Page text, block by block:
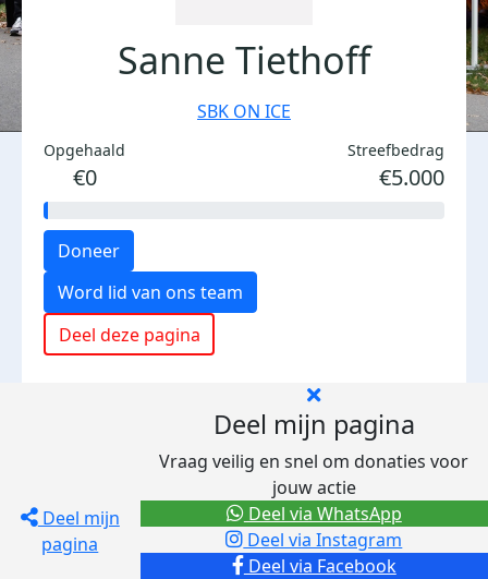
Sanne Tiethoff
SBK ON ICE
Opgehaald
€0
Streefbedrag
€5.000
Doneer
Word lid van ons team
Deel deze pagina
Deel mijn
pagina
Deel mijn pagina
Vraag veilig en snel om donaties voor
jouw actie
Deel via Facebook
Deel via Instagram
Deel via WhatsApp